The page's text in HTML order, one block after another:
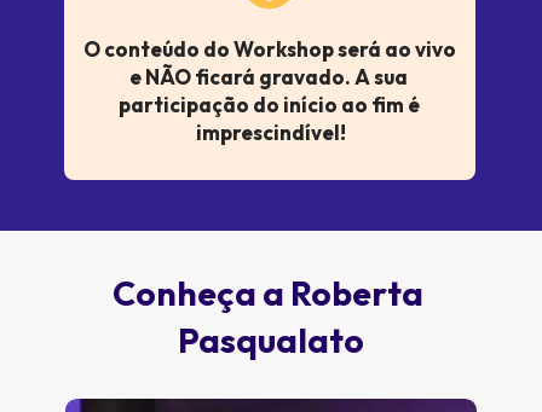
O conteúdo do Workshop será ao vivo
e NÃO ficará gravado. A sua
participação do início ao fim é
imprescindível!
Conheça a Roberta
Pasqualato